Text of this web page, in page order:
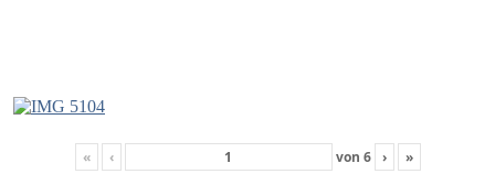
« ‹ von 6 › »